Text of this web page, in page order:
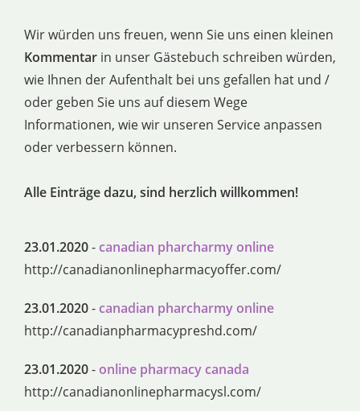
Wir würden uns freuen, wenn Sie uns einen kleinen
Kommentar in unser Gästebuch schreiben würden,
wie Ihnen der Aufenthalt bei uns gefallen hat und /
oder geben Sie uns auf diesem Wege
Informationen, wie wir unseren Service anpassen
oder verbessern können.
Alle Einträge dazu, sind herzlich willkommen!
23.01.2020-canadian pharcharmy online
http://canadianonlinepharmacyoffer.com/
23.01.2020-canadian pharcharmy online
http://canadianpharmacypreshd.com/
23.01.2020-online pharmacy canada
http://canadianonlinepharmacysl.com/